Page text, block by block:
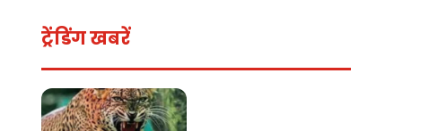
ट्रेंडिंग खबरें